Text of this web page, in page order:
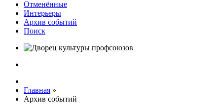
Отменённые
Интерьеры
Архив событий
Поиск
Главная »
Архив событий